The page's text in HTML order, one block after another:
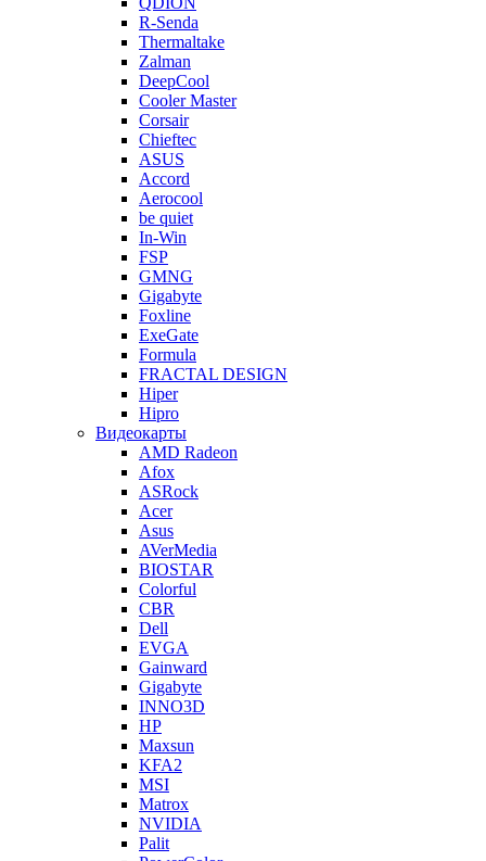
R-Senda
Thermaltake
Zalman
DeepCool
Cooler Master
Corsair
Chieftec
ASUS
Accord
Aerocool
be quiet
In-Win
FSP
GMNG
Gigabyte
Foxline
ExeGate
Formula
FRACTAL DESIGN
Hiper
Hipro
Видеокарты
AMD Radeon
Afox
ASRock
Acer
Asus
AVerMedia
BIOSTAR
Colorful
CBR
Dell
EVGA
Gainward
Gigabyte
INNO3D
HP
Maxsun
KFA2
MSI
Matrox
NVIDIA
Palit